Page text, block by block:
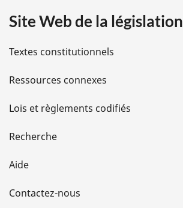
t
l
s
d
e
l
Site Web de la législation
Textes constitutionnels
Ressources connexes
Lois et règlements codifiés
Recherche
Aide
Contactez-nous